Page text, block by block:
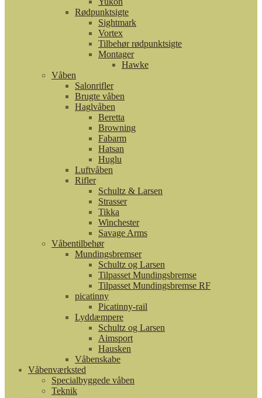
Rødpunktsigte
Sightmark
Vortex
Tilbehør rødpunktsigte
Montager
Hawke
Våben
Salonrifler
Brugte våben
Haglvåben
Beretta
Browning
Fabarm
Hatsan
Huglu
Luftvåben
Rifler
Schultz & Larsen
Strasser
Tikka
Winchester
Savage Arms
Våbentilbehør
Mundingsbremser
Schultz og Larsen
Tilpasset Mundingsbremse
Tilpasset Mundingsbremse RF
picatinny
Picatinny-rail
Lyddæmpere
Schultz og Larsen
Aimsport
Hausken
Våbenskabe
Våbenværksted
Specialbyggede våben
Teknik